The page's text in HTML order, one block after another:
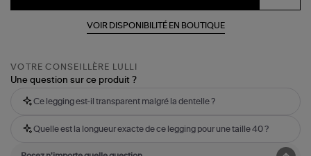
VOIR DISPONIBILITÉ EN BOUTIQUE
VOTRE CONSEILLÈRE LULLI
Une question sur ce produit ?
Ce legging est-il transparent malgré la dentelle ?
Quelle est la longueur exacte de ce legging pour une taille 40 ?